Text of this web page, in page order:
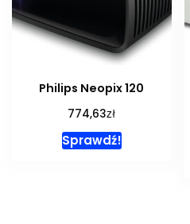
Philips Neopix 120
774,63zł
Sprawdź!